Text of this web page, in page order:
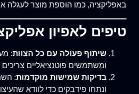
באפליקציה, כמו הוספת מוצר לעגלה
טיפים לאפיון
שיתוף פעולה עם כל הצוות:
ומשתמשים פוטנציאליים
בדיקות שמישות מוקדמות
ונתחו פידבקים כדי לוודא